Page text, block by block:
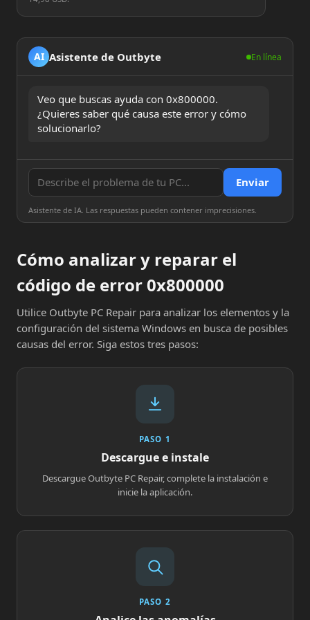
AI Asistente de Outbyte En línea
Veo que buscas ayuda con 0x800000.
¿Quieres saber qué causa este error y cómo
solucionarlo?
Enviar
Asistente de IA. Las respuestas pueden contener imprecisiones.
Cómo analizar y reparar el
código de error 0x800000
Utilice Outbyte PC Repair para analizar los elementos y la
configuración del sistema Windows en busca de posibles
causas del error. Siga estos tres pasos:
PASO 1
Descargue e instale
Descargue Outbyte PC Repair, complete la instalación e
inicie la aplicación.
PASO 2